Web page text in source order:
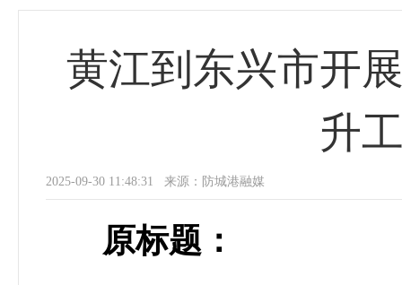
黄江到东兴市开
升
2025-09-30 11:48:31 来源：防城港融媒
原标题：